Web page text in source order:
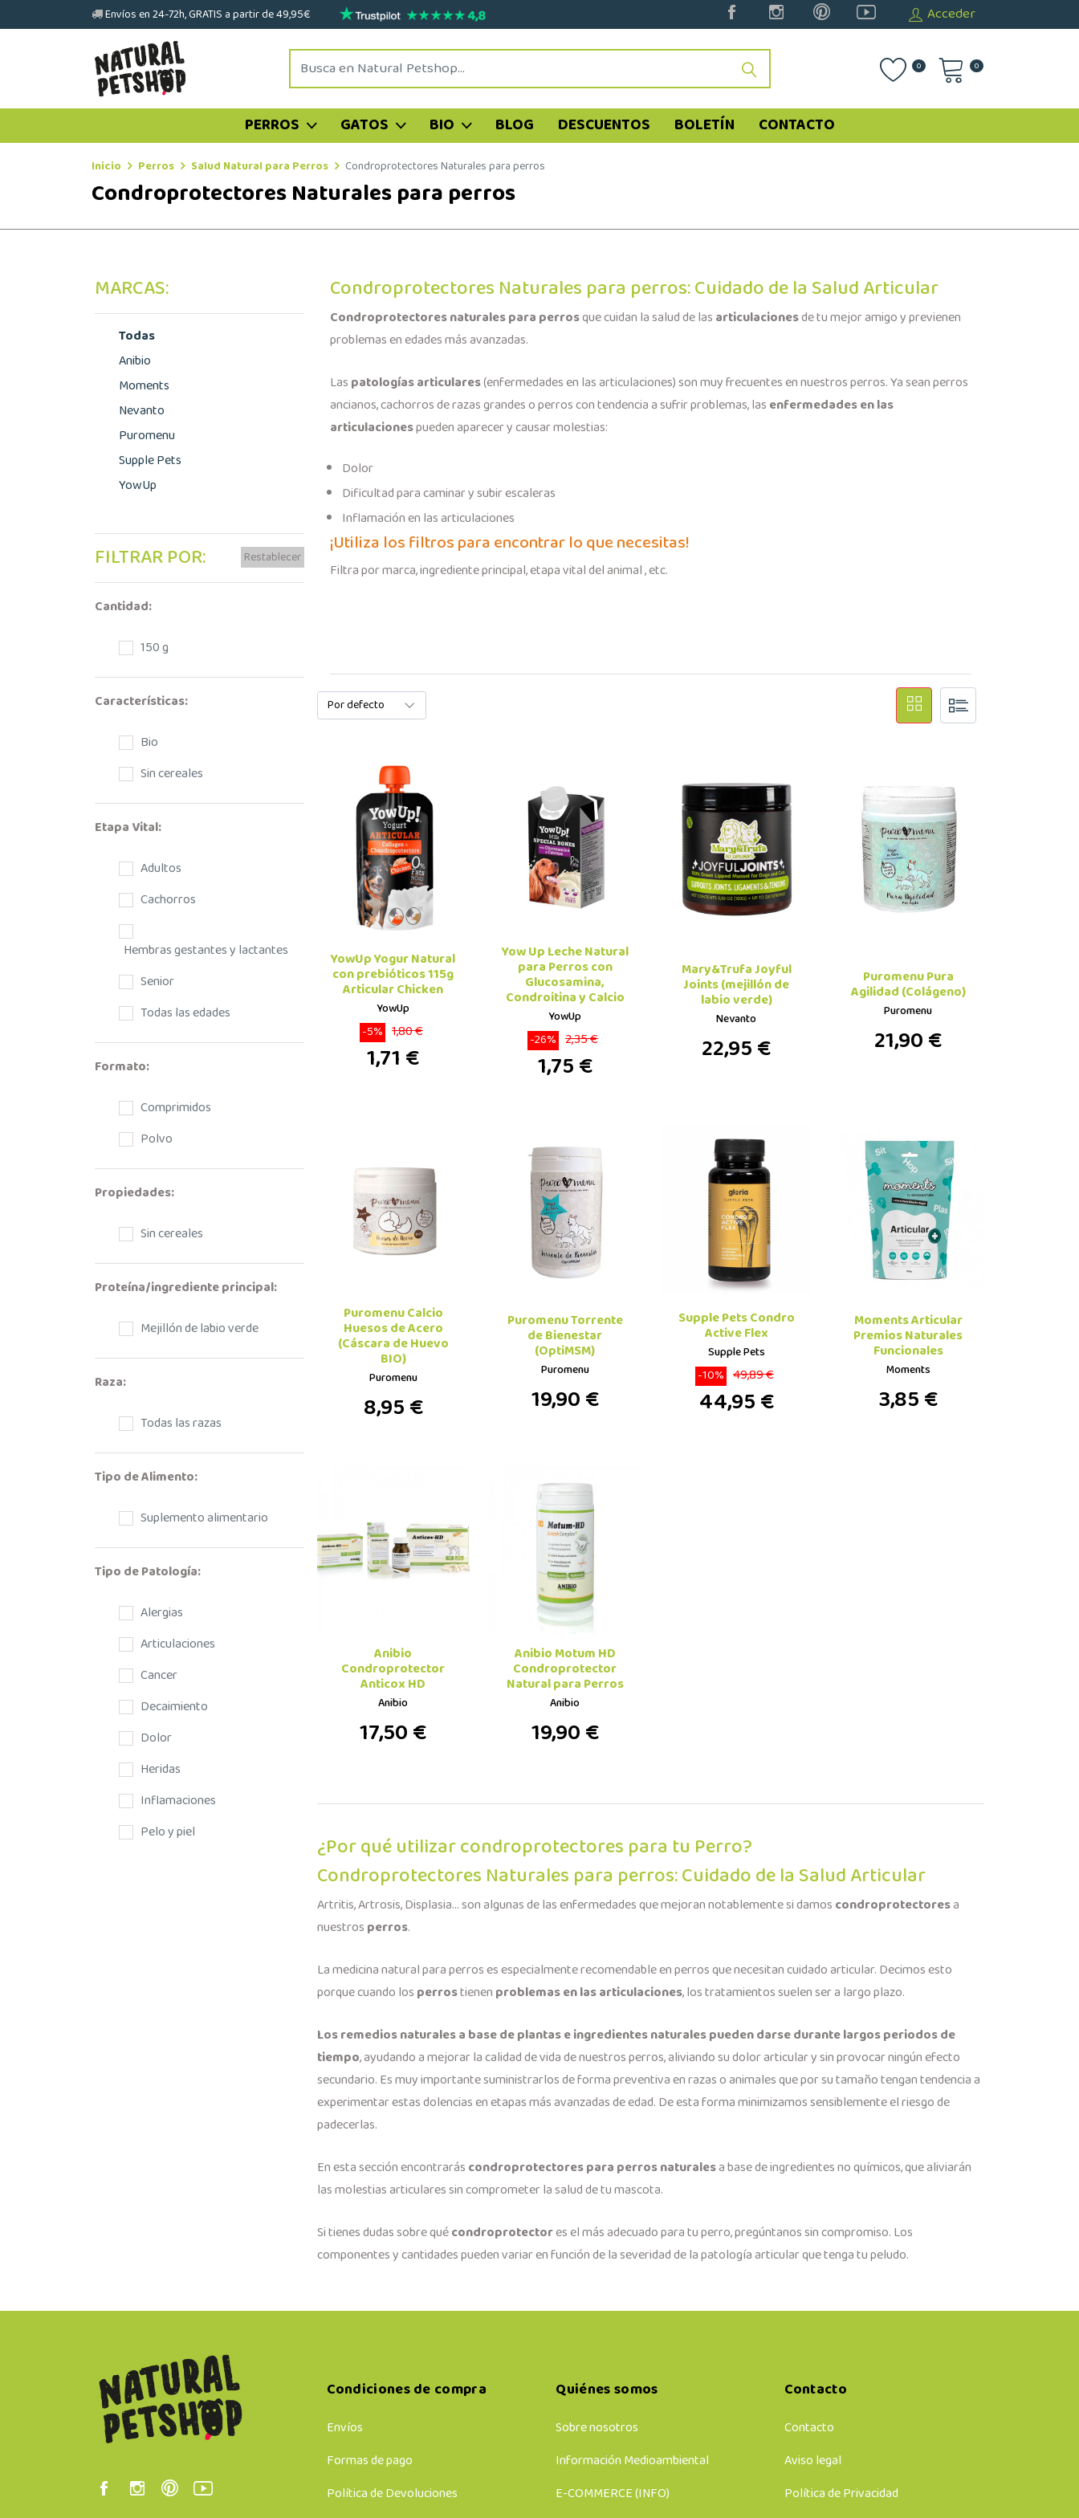
Envíos en 24-72h, GRATIS a partir de 49,95€ Acceder
0 0
PERROS GATOS BIO BLOG DESCUENTOS BOLETÍN CONTACTO
Inicio Perros Salud Natural para Perros Condroprotectores Naturales para perros
Condroprotectores Naturales para perros
MARCAS:
Todas
Anibio
Moments
Nevanto
Puromenu
Supple Pets
YowUp
FILTRAR POR: Restablecer
Cantidad:
150 g
Características:
Bio
Sin cereales
Etapa Vital:
Adultos
Cachorros
Hembras gestantes y lactantes
Senior
Todas las edades
Formato:
Comprimidos
Polvo
Propiedades:
Sin cereales
Proteína/ingrediente principal:
Mejillón de labio verde
Raza:
Todas las razas
Tipo de Alimento:
Suplemento alimentario
Tipo de Patología:
Alergias
Articulaciones
Cancer
Decaimiento
Dolor
Heridas
Inflamaciones
Pelo y piel
Condroprotectores Naturales para perros: Cuidado de la Salud Articular
Condroprotectores naturales para perrosque cuidan la salud de lasarticulacionesde tu mejor amigo y previenen
problemas en edades más avanzadas.
Laspatologías articulares(enfermedades en las articulaciones) son muy frecuentes en nuestros perros. Ya sean perros
ancianos, cachorros de razas grandes o perros con tendencia a sufrir problemas, lasenfermedades en las
articulacionespueden aparecer y causar molestias:
Dolor
Dificultad para caminar y subir escaleras
Inflamación en las articulaciones
¡Utiliza los filtros para encontrar lo que necesitas!
Filtra por marca, ingrediente principal, etapa vital del animal , etc.
YowUp Yogur Natural
con prebióticos 115g
Articular Chicken
YowUp
-5% 1,80 €
1,71 €
Yow Up Leche Natural
para Perros con
Glucosamina,
Condroitina y Calcio
YowUp
-26% 2,35 €
1,75 €
Mary&Trufa Joyful
Joints (mejillón de
labio verde)
Nevanto
22,95 €
Puromenu Pura
Agilidad (Colágeno)
Puromenu
21,90 €
Puromenu Calcio
Huesos de Acero
(Cáscara de Huevo
BIO)
Puromenu
8,95 €
Puromenu Torrente
de Bienestar
(OptiMSM)
Puromenu
19,90 €
Supple Pets Condro
Active Flex
Supple Pets
-10% 49,89 €
44,95 €
Moments Articular
Premios Naturales
Funcionales
Moments
3,85 €
Anibio
Condroprotector
Anticox HD
Anibio
17,50 €
Anibio Motum HD
Condroprotector
Natural para Perros
Anibio
19,90 €
¿Por qué utilizar condroprotectores para tu Perro?
Condroprotectores Naturales para perros: Cuidado de la Salud Articular
Artritis, Artrosis, Displasia... son algunas de las enfermedades que mejoran notablemente si damoscondroprotectoresa
nuestrosperros.
La medicina natural para perros es especialmente recomendable en perros que necesitan cuidado articular. Decimos esto
porque cuando losperrostienenproblemas en las articulaciones, los tratamientos suelen ser a largo plazo.
Los remedios naturales a base de plantas e ingredientes naturales pueden darse durante largos periodos de
tiempo, ayudando a mejorar la calidad de vida de nuestros perros, aliviando su dolor articular y sin provocar ningún efecto
secundario. Es muy importante suministrarlos de forma preventiva en razas o animales que por su tamaño tengan tendencia a
experimentar estas dolencias en etapas más avanzadas de edad. De esta forma minimizamos sensiblemente el riesgo de
padecerlas.
En esta sección encontraráscondroprotectores para perros naturalesa base de ingredientes no químicos, que aliviarán
las molestias articulares sin comprometer la salud de tu mascota.
Si tienes dudas sobre quécondroprotectores el más adecuado para tu perro, pregúntanos sin compromiso. Los
componentes y cantidades pueden variar en función de la severidad de la patología articular que tenga tu peludo.
Condiciones de compra
Envíos
Formas de pago
Política de Devoluciones
Quiénes somos
Sobre nosotros
Información Medioambiental
E-COMMERCE (INFO)
Contacto
Contacto
Aviso legal
Política de Privacidad